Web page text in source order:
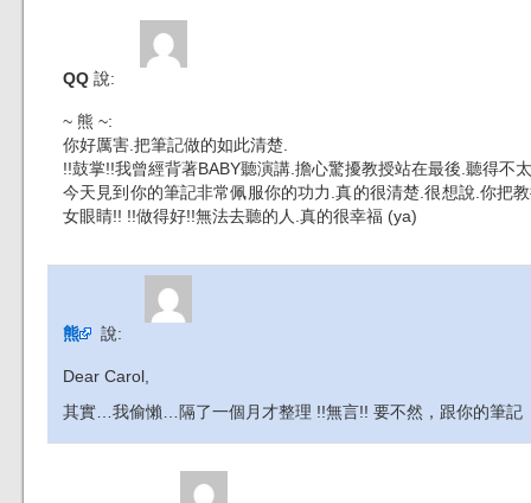
QQ 說:
~ 熊 ~:
你好厲害.把筆記做的如此清楚.
!!鼓掌!!我曾經背著BABY聽演講.擔心驚擾教授站在最後.聽得不
今天見到你的筆記非常佩服你的功力.真的很清楚.很想說.你把
女眼睛!! !!做得好!!無法去聽的人.真的很幸福 (ya)
熊 說:
Dear Carol,
其實…我偷懶…隔了一個月才整理 !!無言!! 要不然，跟你的筆記